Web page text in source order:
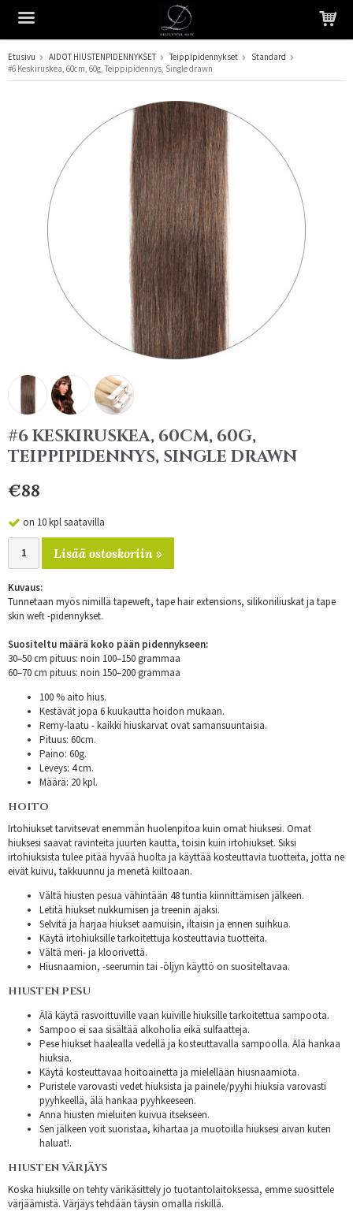
Tuote on lisätty ostoskoriin
Etusivu AIDOT HIUSTENPIDENNYKSET Teippipidennykset
Standard
#6 Keskiruskea, 60cm, 60g, Teippipidennys, Single drawn
#6 KESKIRUSKEA, 60CM, 60G,
TEIPPIPIDENNYS, SINGLE DRAWN
€88
on 10 kpl saatavilla
Lisää ostoskoriin »
Kuvaus:
Tunnetaan myös nimillä tapeweft, tape hair extensions, silikoniliuskat ja tape
skin weft -pidennykset.
Suositeltu määrä koko pään pidennykseen:
30–50 cm pituus: noin 100–150 grammaa
60–70 cm pituus: noin 150–200 grammaa
100 % aito hius.
Kestävät jopa 6 kuukautta hoidon mukaan.
Remy-laatu - kaikki hiuskarvat ovat samansuuntaisia.
Pituus: 60cm.
Paino: 60g.
Leveys: 4 cm.
Määrä: 20 kpl.
HOITO
Irtohiukset tarvitsevat enemmän huolenpitoa kuin omat hiuksesi. Omat
hiuksesi saavat ravinteita juurten kautta, toisin kuin irtohiukset. Siksi
irtohiuksista tulee pitää hyvää huolta ja käyttää kosteuttavia tuotteita, jotta ne
eivät kuivu, takkuunnu ja menetä kiiltoaan.
Vältä hiusten pesua vähintään 48 tuntia kiinnittämisen jälkeen.
Letitä hiukset nukkumisen ja treenin ajaksi.
Selvitä ja harjaa hiukset aamuisin, iltaisin ja ennen suihkua.
Käytä irtohiuksille tarkoitettuja kosteuttavia tuotteita.
Vältä meri- ja kloorivettä.
Hiusnaamion, -seerumin tai -öljyn käyttö on suositeltavaa.
HIUSTEN PESU
Älä käytä rasvoittuville vaan kuiville hiuksille tarkoitettua sampoota.
Sampoo ei saa sisältää alkoholia eikä sulfaatteja.
Pese hiukset haalealla vedellä ja kosteuttavalla sampoolla. Älä hankaa
hiuksia.
Käytä kosteuttavaa hoitoainetta ja mielellään hiusnaamiota.
Puristele varovasti vedet hiuksista ja painele/pyyhi hiuksia varovasti
pyyhkeellä, älä hankaa pyyhkeeseen.
Anna hiusten mieluiten kuivua itsekseen.
Sen jälkeen voit suoristaa, kihartaa ja muotoilla hiuksesi aivan kuten
haluat!.
HIUSTEN VÄRJÄYS
Koska hiuksille on tehty värikäsittely jo tuotantolaitoksessa, emme suosittele
värjäämistä. Värjäys tehdään täysin omalla riskillä.